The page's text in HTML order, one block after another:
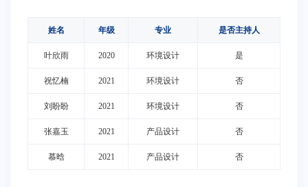
姓名 年级 专业 是否主持人
叶欣雨 2020 环境设计 是
祝忆楠 2021 环境设计 否
刘盼盼 2021 环境设计 否
张嘉玉 2021 产品设计 否
慕晗 2021 产品设计 否